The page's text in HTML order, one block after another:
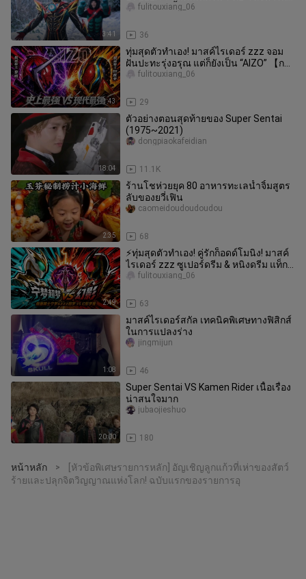
3:41
ร้ายแบบไม่ยั้ง! การต่อส
36
fulitouxiang_06
1:43
ทุ่มสุดตัวทำเอง! มาสค์ไรเดอร์ zzz จอม
ฝันปะทะรุ่งอรุณ แต่ก็ยังเป็น “AIZO” 【การ
ประกวดผลงานแฟนเมดอย่างเ
29
fulitouxiang_06
18:04
ตัวอย่างตอนสุดท้ายของ Super Sentai
(1975~2021)
11.1K
dongpiaokafeidian
2:35
ร้านโชห่วยยุค 80 อาหารทะเลน้ำจิ้มสูตร
ลับของยวี่เฟิน
68
caomeidoudoudoudou
2:49
⚡ทุ่มสุดตัวทำเอง! คู่รักก็อดด์โมนิง! มาสค์
ไรเดอร์ zzz ซูเปอร์ดรีม & หนิงดรีม แท็ก
ทีมจัดหนักถล่มแฟนธอ
63
fulitouxiang_06
1:08
มาสค์ไรเดอร์สกัล เทคนิคพิเศษทางฟิสิกส์
ในการแปลงร่าง
46
jingmijun
20:00
Super Sentai VS Kamen Rider เนื้อเรื่อง
น่าสนใจมาก
180
jubaojieshuo
หน้าหลัก >
[หัวข้อพิเศษรายการหลัก] อัญเชิญลูกแก้วที่เห่าของสัตว์
ร้ายและปลุกจิตวิญญาณแห่งโลก! ฉบับแรกของรายการอุ